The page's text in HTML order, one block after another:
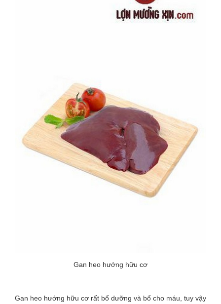
Gan heo hướng hữu cơ
Gan heo hướng hữu cơ rất bổ dưỡng và bổ cho máu, tuy vậy